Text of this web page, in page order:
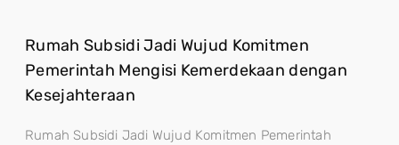
Rumah Subsidi Jadi Wujud Komitmen
Pemerintah Mengisi Kemerdekaan dengan
Kesejahteraan
Rumah Subsidi Jadi Wujud Komitmen Pemerintah